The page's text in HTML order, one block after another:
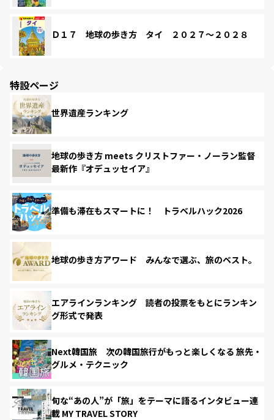
Ｄ１７ 地球の歩き方 タイ ２０２７～２０２８
特設ページ
世界遺産ランキング
地球の歩き方 meets クリストファー・ノーラン監督
最新作『オデュッセイア』
準備も滞在もスマートに！ トラベルハック2026
地球の歩き方アワード みんなで選ぶ、旅のベスト。
エアラインランキング 読者の投票をもとにランキン
グ形式で発表
Next韓国旅 次の韓国旅行がもっと楽しくなる 旅先・
グルメ・テクニック
旬な“あの人”が「旅」をテーマに語るインタビュー連
載 MY TRAVEL STORY